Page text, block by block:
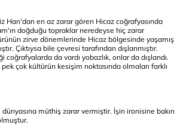
Han'dan en az zarar gören Hicaz coğrafyasında
doğduğu topraklar neredeyse hiç zarar
zirve dönemlerinde Hicaz bölgesinde yaşamış
Çıktıysa bile çevresi tarafından dışlanmıştır.
da vardı yobazlık, onlar da dışlandı.
çok kültürün kesişim noktasında olmaları farklı
müthiş zarar vermiştir. İşin ironisine bakın